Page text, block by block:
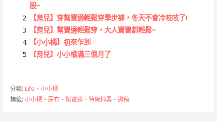
股~
【育兒】穿幫寶適輕鬆穿學步褲，冬天不會冷吱吱了!
【育兒】幫寶適輕鬆穿，大人寶寶都輕鬆~
【小小橘】初來乍到
【育兒】小小橘滿三個月了
分類: Life 、 小小橘
標籤: 小小橘、 尿布、 幫寶適、 特級棉柔、 邀稿